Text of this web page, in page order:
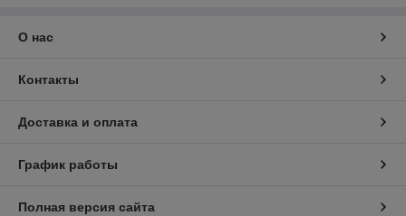
О нас
Контакты
Доставка и оплата
График работы
Полная версия сайта